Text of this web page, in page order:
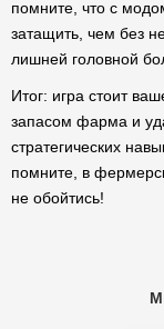
помните, что с
затащить, чем без
лишней головной
Итог: игра стоит
запасом фарма и
стратегических
помните, в
не обойтись!